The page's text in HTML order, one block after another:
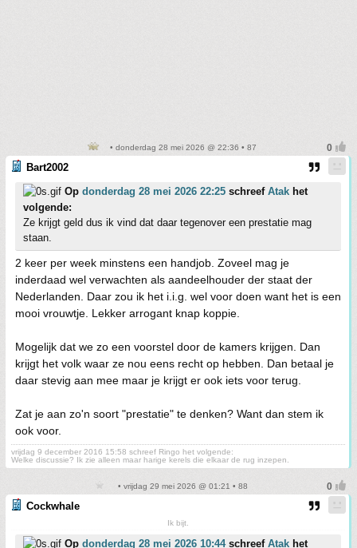
• donderdag 28 mei 2026 @ 22:36 • 87
Bart2002
Op donderdag 28 mei 2026 22:25 schreef Atak het
volgende:
Ze krijgt geld dus ik vind dat daar tegenover een prestatie mag
staan.
2 keer per week minstens een handjob. Zoveel mag je
inderdaad wel verwachten als aandeelhouder der staat der
Nederlanden. Daar zou ik het i.i.g. wel voor doen want het is een
mooi vrouwtje. Lekker arrogant knap koppie.
Mogelijk dat we zo een voorstel door de kamers krijgen. Dan
krijgt het volk waar ze nou eens recht op hebben. Dan betaal je
daar stevig aan mee maar je krijgt er ook iets voor terug.
Zat je aan zo'n soort "prestatie" te denken? Want dan stem ik
ook voor.
vrijdag 9 december 2016 15:58 schreef Ringo het volgende:
Welke discussie? Ik zie alleen maar harige kerels die elkaar de rug inzepen.
• vrijdag 29 mei 2026 @ 01:21 • 88
Cockwhale
Ik bijt.
Op donderdag 28 mei 2026 10:44schreef Atak het